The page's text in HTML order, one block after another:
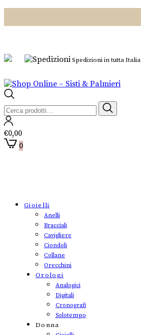
Spedizioni in tutta Italia
Cerca:
€0,00
0
Gioielli
Anelli
Bracciali
Cavigliere
Ciondoli
Collane
Orecchini
Orologi
Analogici
Digitali
Cronografi
Solotempo
Donna